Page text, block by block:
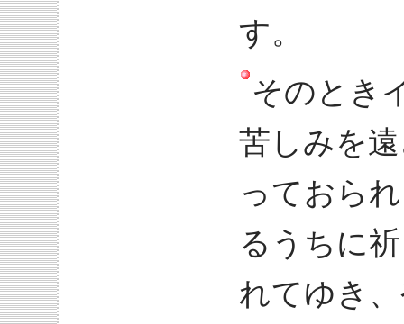
す。
そのとき
苦しみを
っておら
るうちに
れてゆき